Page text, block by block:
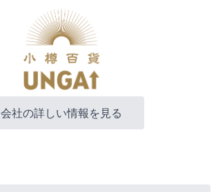
会社の詳しい情報を見る